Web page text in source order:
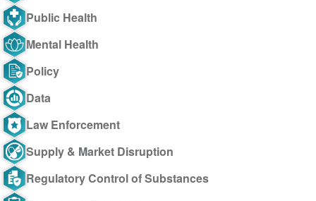
Public Health
Mental Health
Policy
Data
Law Enforcement
Supply & Market Disruption
Regulatory Control of Substances